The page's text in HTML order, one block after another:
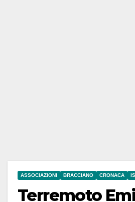
ASSOCIAZIONI BRACCIANO CRONACA
Terremoto